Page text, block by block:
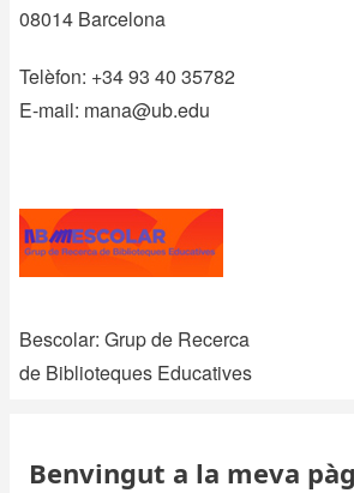
08014 Barcelona
Telèfon: +34 93 40 35782
E-mail: mana@ub.edu
Bescolar: Grup de Recerca
de Biblioteques Educatives
Benvingut a la meva